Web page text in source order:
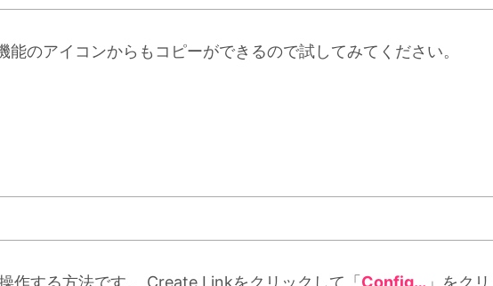
のアイコンからもコピーができるので試してみてください。
作する方法です。 Create Linkをクリックして「 Config… 」をク